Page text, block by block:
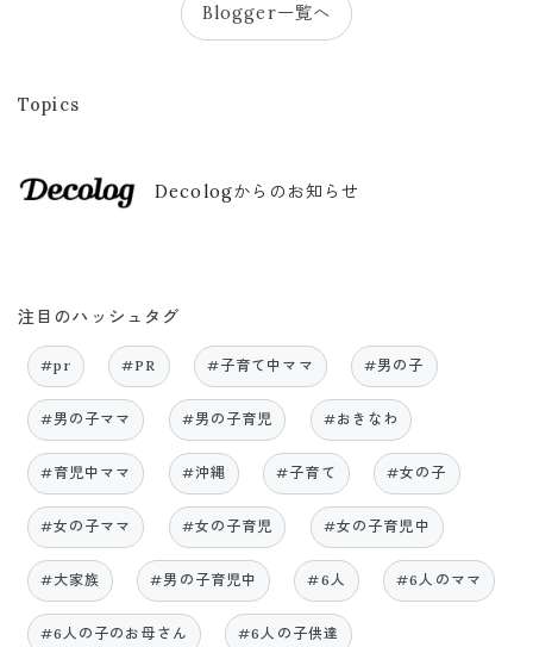
Blogger一覧へ
Topics
Decologからのお知らせ
注目のハッシュタグ
#pr #PR #子育て中ママ #男の子
#男の子ママ #男の子育児 #おきなわ
#育児中ママ #沖縄 #子育て #女の子
#女の子ママ #女の子育児 #女の子育児中
#大家族 #男の子育児中 #6人 #6人のママ
#6人の子のお母さん #6人の子供達